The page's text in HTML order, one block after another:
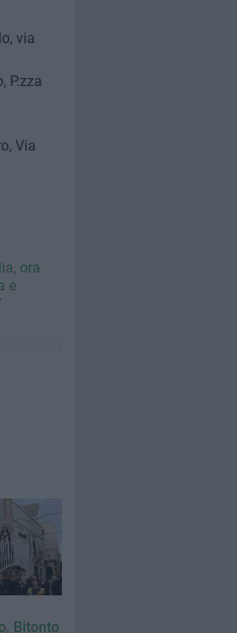
via
P.zza
Via
ora
e
Bitonto